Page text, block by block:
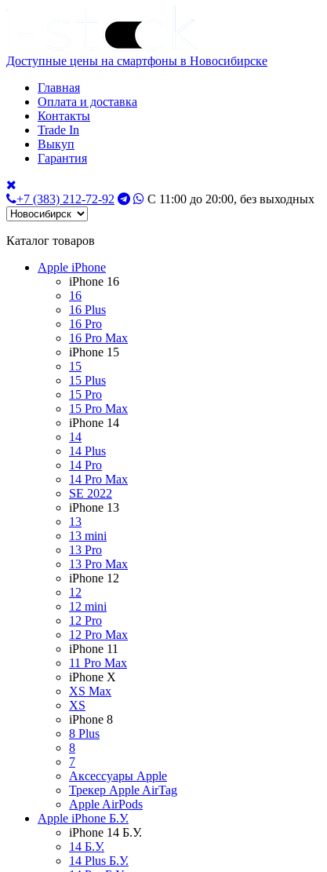
Доступные цены на смартфоны в Новосибирске
Главная
Оплата и доставка
Контакты
Trade In
Выкуп
Гарантия
+7 (383) 212-72-92 С 11:00 до 20:00, без выходных
Каталог товаров
Apple iPhone
iPhone 16
16
16 Plus
16 Pro
16 Pro Max
iPhone 15
15
15 Plus
15 Pro
15 Pro Max
iPhone 14
14
14 Plus
14 Pro
14 Pro Max
SE 2022
iPhone 13
13
13 mini
13 Pro
13 Pro Max
iPhone 12
12
12 mini
12 Pro
12 Pro Max
iPhone 11
11 Pro Max
iPhone X
XS Max
XS
iPhone 8
8 Plus
8
7
Аксессуары Apple
Трекер Apple AirTag
Apple AirPods
Apple iPhone Б.У.
iPhone 14 Б.У.
14 Б.У.
14 Plus Б.У.